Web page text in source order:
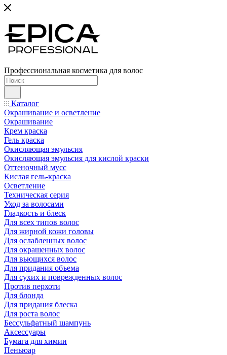
Профессиональная косметика для волос
Каталог
Окрашивание и осветление
Окрашивание
Крем краска
Гель краска
Окисляющая эмульсия
Окисляющая эмульсия для кислой краски
Оттеночный мусс
Кислая гель-краска
Осветление
Техническая серия
Уход за волосами
Гладкость и блеск
Для всех типов волос
Для жирной кожи головы
Для ослабленных волос
Для окрашенных волос
Для вьющихся волос
Для придания объема
Для сухих и поврежденных волос
Против перхоти
Для блонда
Для придания блеска
Для роста волос
Бессульфатный шампунь
Аксессуары
Бумага для химии
Пеньюар